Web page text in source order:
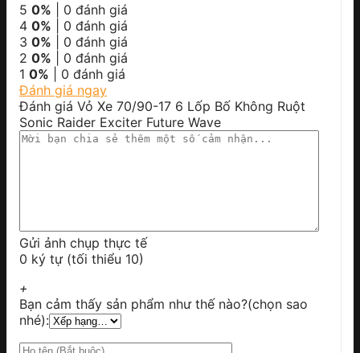
5 0% | 0 đánh giá
4 0% | 0 đánh giá
3 0% | 0 đánh giá
2 0% | 0 đánh giá
1 0% | 0 đánh giá
Đánh giá ngay
Đánh giá Vỏ Xe 70/90-17 6 Lốp Bố Không Ruột
Sonic Raider Exciter Future Wave
Gửi ảnh chụp thực tế
0 ký tự (tối thiểu 10)
+
Bạn cảm thấy sản phẩm như thế nào?(chọn sao
nhé):